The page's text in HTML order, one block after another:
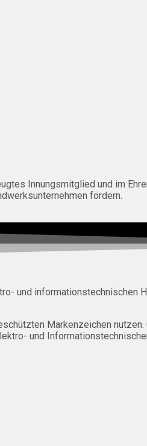
Innungsmitglied und im
fördern.
und informationstechnischen
Markenzeichen
und